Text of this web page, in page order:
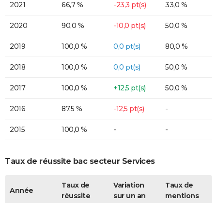
2021 66,7 % -23,3 pt(s) 33,0 %
2020 90,0 % -10,0 pt(s) 50,0 %
2019 100,0 % 0,0 pt(s) 80,0 %
2018 100,0 % 0,0 pt(s) 50,0 %
2017 100,0 % +12,5 pt(s) 50,0 %
2016 87,5 % -12,5 pt(s) -
2015 100,0 % - -
Taux de réussite bac secteur Services
Année
Taux de
réussite
Variation
sur un an
Taux de
mentions